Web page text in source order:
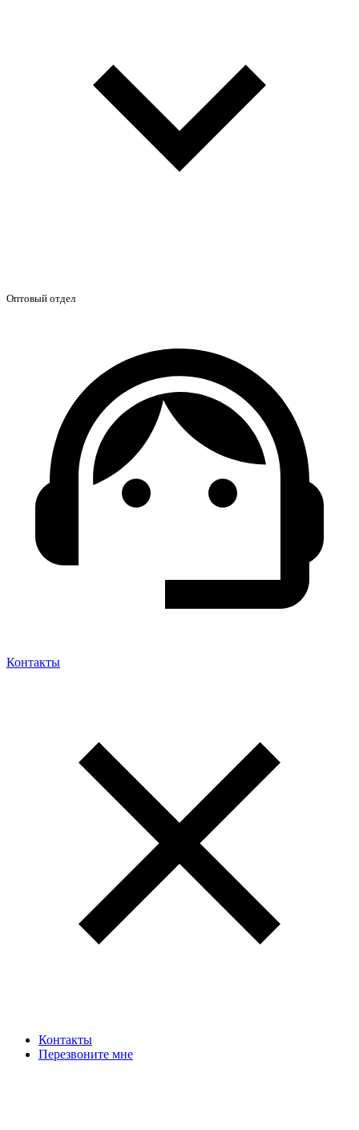
Оптовый отдел
Контакты
Контакты
Перезвоните мне